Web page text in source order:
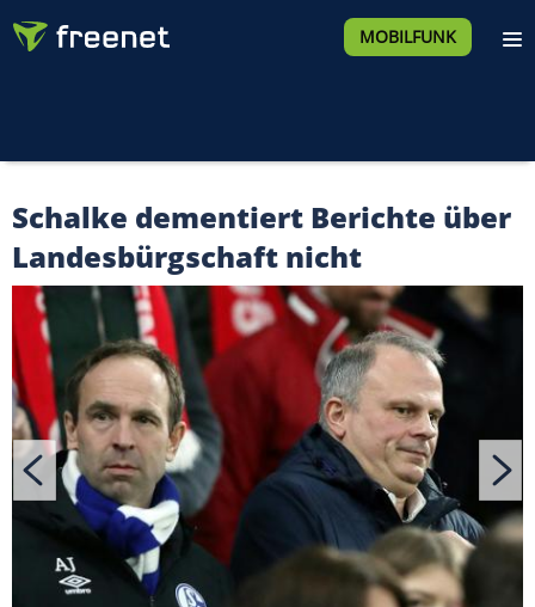
MOBILFUNK
Schalke dementiert Berichte über
Landesbürgschaft nicht